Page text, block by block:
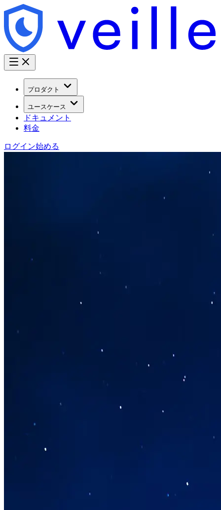
プロダクト
ユースケース
ドキュメント
料金
ログイン始める